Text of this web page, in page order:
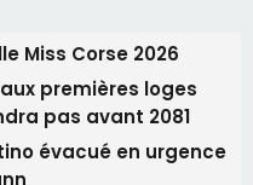
du tournoi du
du
Exupery